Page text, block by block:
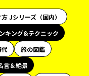
Jシリーズ（国内）
キング&テクニック
代
旅の図鑑
言＆絶景